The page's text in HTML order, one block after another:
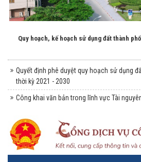
Quy hoạch, kế hoạch sử dụng đất thành
Quyết định phê duyệt quy hoạch sử dụng
thời kỳ 2021 - 2030
Công khai văn bản trong lĩnh vực Tài